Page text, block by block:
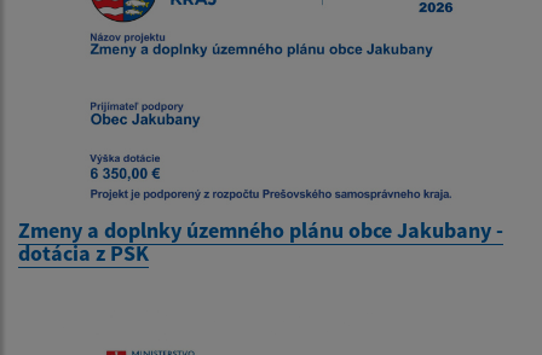
Zmeny a doplnky územného plánu obce Jakubany -
dotácia z PSK